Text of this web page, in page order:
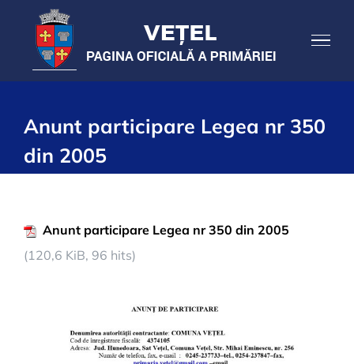
content
Anunt participare Legea nr 350
din 2005
Anunt participare Legea nr 350 din 2005
(120,6 KiB, 96 hits)